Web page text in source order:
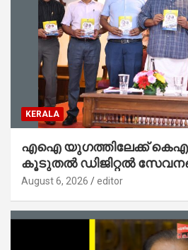
KERALA
എഐ യുഗത്തിലേക്ക്
കൂടുതൽ ഡിജിറ്റൽ
ജനങ്ങളിലേക്കെത്തിക്കും –
August 6, 2026 editor